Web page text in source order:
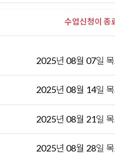
수업신청이 종
2025년 08월 07일
2025년 08월 14일
2025년 08월 21일
2025년 08월 28일